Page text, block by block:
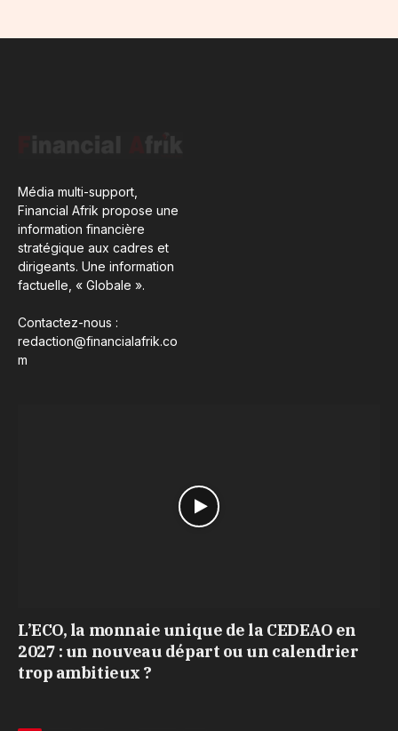
Média multi-support,
Financial Afrik propose une
information financière
stratégique aux cadres et
dirigeants. Une information
factuelle, « Globale ».
Contactez-nous :
redaction@financialafrik.co
m
L’ECO, la monnaie unique de la CEDEAO en
2027 : un nouveau départ ou un calendrier
trop ambitieux ?